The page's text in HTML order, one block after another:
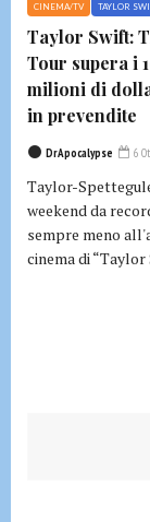
CINEMA/TV TAYLOR
Taylor Swift:
Tour supera i
milioni di
in prevendite
DrApocalypse 6
Taylor-
weekend da
sempre meno
cinema di “Taylor